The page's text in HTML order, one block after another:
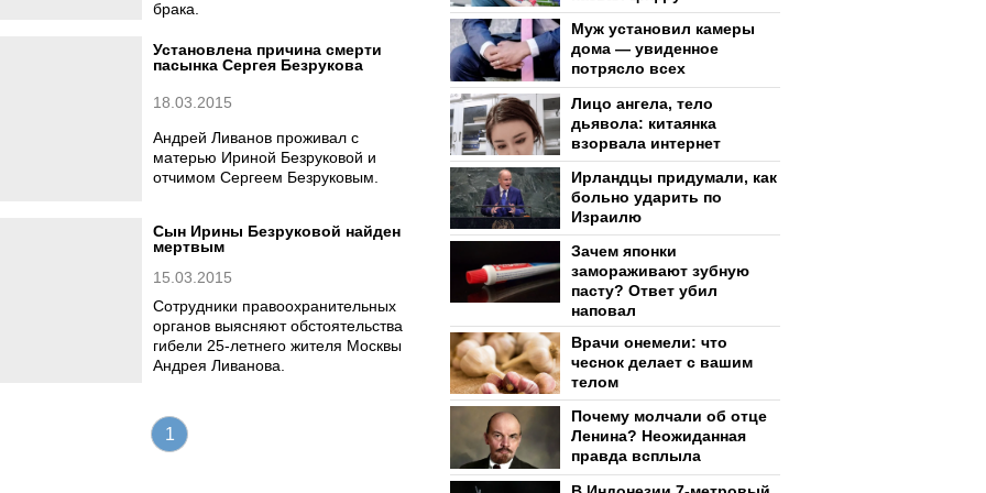
брака.
Установлена причина смерти
пасынка Сергея Безрукова
18.03.2015
Андрей Ливанов проживал с
матерью Ириной Безруковой и
отчимом Сергеем Безруковым.
Сын Ирины Безруковой найден
мертвым
15.03.2015
Сотрудники правоохранительных
органов выясняют обстоятельства
гибели 25-летнего жителя Москвы
Андрея Ливанова.
1